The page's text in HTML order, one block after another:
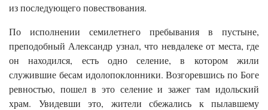
из последующего повествования.
По исполнении семилетнего пребывания в пустыне,
преподобный Александр узнал, что невдалеке от места, где
он находился, есть одно селение, в котором жили
служившие бесам идолопоклонники. Возгоревшись по Боге
ревностью, пошел в это селение и зажег там идольский
храм. Увидевши это, жители сбежались к пылавшему